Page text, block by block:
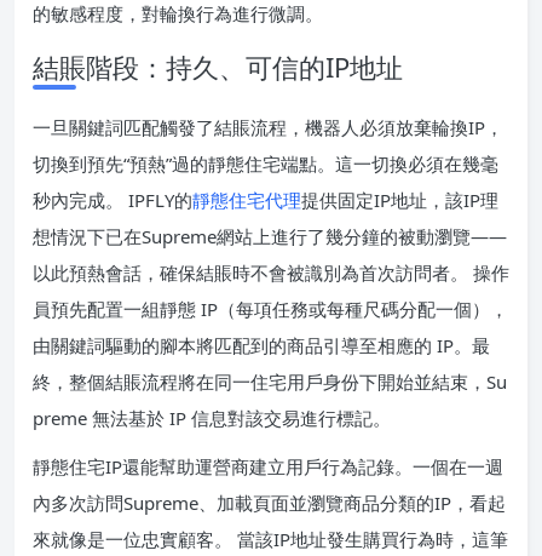
的敏感程度，對輪換行為進行微調。
結賬階段：持久、可信的IP地址
一旦關鍵詞匹配觸發了結賬流程，機器人必須放棄輪換IP，
切換到預先“預熱”過的靜態住宅端點。這一切換必須在幾毫
秒內完成。 IPFLY的靜態住宅代理提供固定IP地址，該IP理
想情況下已在Supreme網站上進行了幾分鐘的被動瀏覽——
以此預熱會話，確保結賬時不會被識別為首次訪問者。 操作
員預先配置一組靜態 IP（每項任務或每種尺碼分配一個），
由關鍵詞驅動的腳本將匹配到的商品引導至相應的 IP。最
終，整個結賬流程將在同一住宅用戶身份下開始並結束，Su
preme 無法基於 IP 信息對該交易進行標記。
靜態住宅IP還能幫助運營商建立用戶行為記錄。一個在一週
內多次訪問Supreme、加載頁面並瀏覽商品分類的IP，看起
來就像是一位忠實顧客。 當該IP地址發生購買行為時，這筆